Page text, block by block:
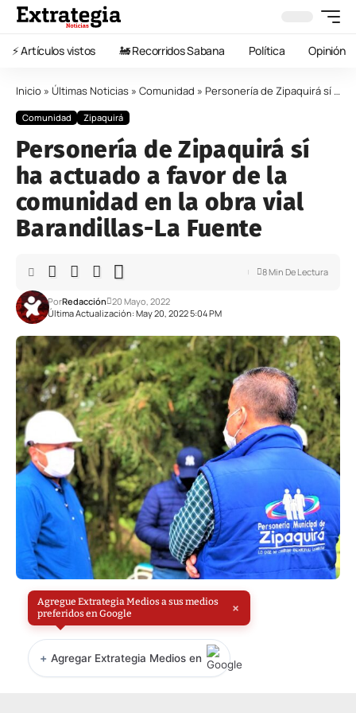
⚡️ Artículos vistos 🚂 Recorridos Sabana Política Opinión
Inicio » Últimas Noticias » Comunidad » Personería de Zipaquirá sí ha actuado a favor de la comunidad en la obra vial Barandillas-La Fuente
Comunidad Zipaquirá
Personería de Zipaquirá sí
ha actuado a favor de la
comunidad en la obra vial
Barandillas-La Fuente
Última Actualización: May 20, 2022 5:04 PM
PorRedacción 20 Mayo, 2022
8 Min De Lectura
Agregue Extrategia Medios a sus medios
preferidos en Google
×
+ Agregar Extrategia Medios en